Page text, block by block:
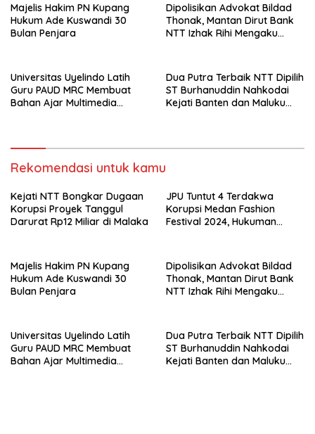
Majelis Hakim PN Kupang
Hukum Ade Kuswandi 30
Bulan Penjara
Dipolisikan Advokat Bildad
Thonak, Mantan Dirut Bank
NTT Izhak Rihi Mengaku
Universitas Uyelindo Latih
Guru PAUD MRC Membuat
Bahan Ajar Multimedia
Dua Putra Terbaik NTT Dipilih
ST Burhanuddin Nahkodai
Kejati Banten dan Maluku
Rekomendasi untuk kamu
Kejati NTT Bongkar Dugaan
Korupsi Proyek Tanggul
Darurat Rp12 Miliar di Malaka
JPU Tuntut 4 Terdakwa
Korupsi Medan Fashion
Festival 2024, Hukuman
Majelis Hakim PN Kupang
Hukum Ade Kuswandi 30
Bulan Penjara
Dipolisikan Advokat Bildad
Thonak, Mantan Dirut Bank
NTT Izhak Rihi Mengaku
Universitas Uyelindo Latih
Guru PAUD MRC Membuat
Bahan Ajar Multimedia
Dua Putra Terbaik NTT Dipilih
ST Burhanuddin Nahkodai
Kejati Banten dan Maluku